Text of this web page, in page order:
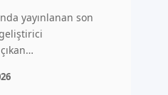
yayınlanan son